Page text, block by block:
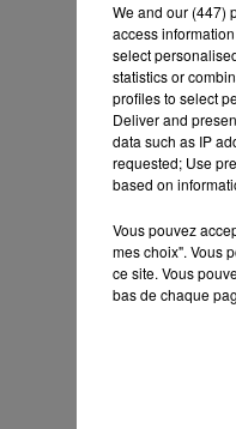
We and our (447)
access
select
statistics or
profiles to select
Deliver and
data such as IP
requested; Use
based on
Vous pouvez
mes choix". Vous
ce site. Vous
bas de chaque